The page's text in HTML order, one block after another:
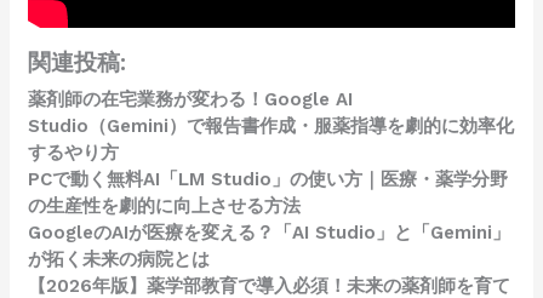
関連投稿:
薬剤師の在宅業務が変わる！Google AI
Studio（Gemini）で報告書作成・服薬指導を劇的に効率化
するやり方
PCで動く無料AI「LM Studio」の使い方｜医療・薬学分野
の生産性を劇的に向上させる方法
GoogleのAIが医療を変える？「AI Studio」と「Gemini」
が拓く未来の病院とは
【2026年版】薬学部教育で導入必須！未来の薬剤師を育て